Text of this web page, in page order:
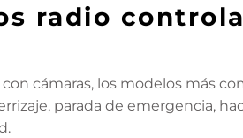
radio
cámaras, los modelos más
parada de emergencia,